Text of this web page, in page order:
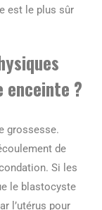
est le plus sûr
enceinte ?
grossesse.
de
Si les
le blastocyste
l’utérus pour